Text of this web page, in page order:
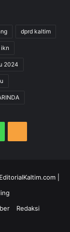
dprd kaltim
ikn
2024
EditorialKaltim.com
Redaksi